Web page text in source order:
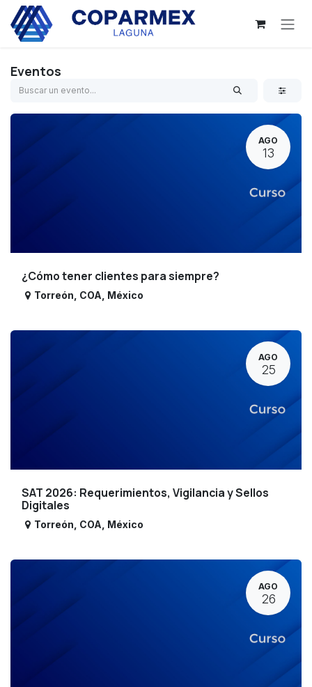
Ir al contenido
Eventos
AGO
13
¿Cómo tener clientes para siempre?
Torreón COA México
AGO
25
SAT 2026: Requerimientos, Vigilancia y Sellos
Digitales
Torreón COA México
AGO
26